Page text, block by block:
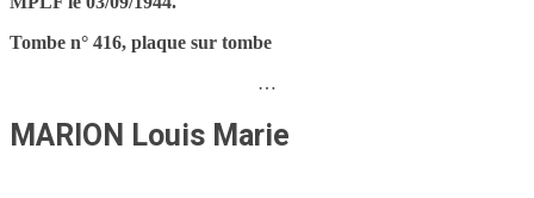
Tombe n° 416, plaque sur tombe
…
MARION Louis Marie